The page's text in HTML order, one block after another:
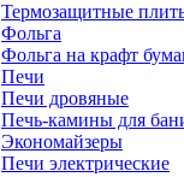
Термозащитные
Фольга
Фольга на крафт
Печи
Печи дровяные
Печь-камины для
Экономайзеры
Печи электрические